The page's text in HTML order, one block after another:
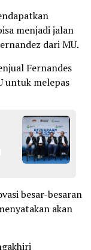
menjadi jalan
dari MU.
Fernandes
untuk melepas
besar-besaran
akan